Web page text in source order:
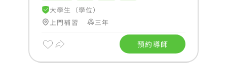
大學生（學位）
上門補習
三年
預約導師